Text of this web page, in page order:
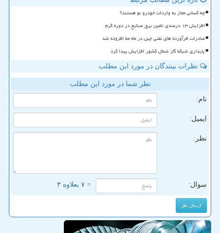
چه کسانی مجاز به واردات خودرو نو هستند؟
افزایش ۱۳ درصدی تامین برق صنایع در دوره گرم
صادرات فرآورده های نفتی چین در ماه مه افزوده شد
پایداری شبکه گاز شمال کشور افزایش پیدا کرد
نظرات بینندگان در مورد این مطلب
نظر شما در مورد این مطلب
نام:
ایمیل:
نظر:
سوال: = ۷ بعلاوه ۳